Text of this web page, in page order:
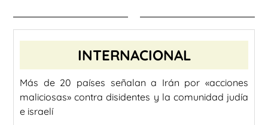
INTERNACIONAL
Más de 20 países señalan a Irán por «acciones
maliciosas» contra disidentes y la comunidad judía
e israelí